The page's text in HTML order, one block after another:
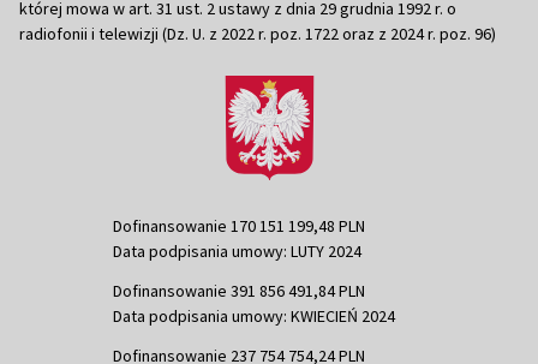
której mowa w art. 31 ust. 2 ustawy z dnia 29 grudnia 1992 r. o
radiofonii i telewizji (Dz. U. z 2022 r. poz. 1722 oraz z 2024 r. poz. 96)
Dofinansowanie 170 151 199,48 PLN
Data podpisania umowy: LUTY 2024
Dofinansowanie 391 856 491,84 PLN
Data podpisania umowy: KWIECIEŃ 2024
Dofinansowanie 237 754 754,24 PLN